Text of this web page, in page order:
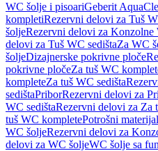
WC šolje i pisoariGeberit
kompletiRezervni delovi za Tuš
šoljeRezervni delovi za Konzolne
delovi za Tuš WC sedištaZa WC
šoljeDizajnerske pokrivne ploče
pokrivne pločeZa tuš WC
kompleteZa tuš WC sedišta
sedištaPriborRezervni delovi za
WC sedištaRezervni delovi za Za
tuš WC kompletePotrošni
WC šoljeRezervni delovi za
delovi za WC šoljeWC šolje sa